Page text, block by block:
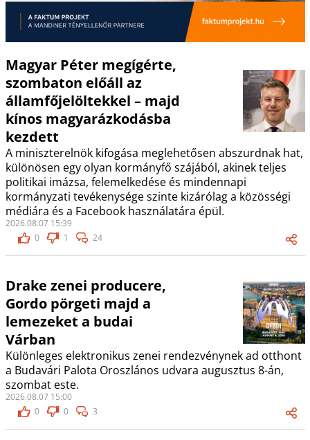
Magyar Péter megígérte,
szombaton előáll az
államfőjelöltekkel – majd
kínos magyarázkodásba
kezdett
A miniszterelnök kifogása meglehetősen abszurdnak hat,
különösen egy olyan kormányfő szájából, akinek teljes
politikai imázsa, felemelkedése és mindennapi
kormányzati tevékenysége szinte kizárólag a közösségi
médiára és a Facebook használatára épül.
2026.08.07 15:39
0
1 24
Drake zenei producere,
Gordo pörgeti majd a
lemezeket a budai
Várban
Különleges elektronikus zenei rendezvénynek ad otthont
a Budavári Palota Oroszlános udvara augusztus 8-án,
szombat este.
2026.08.07 15:00
0
0 3